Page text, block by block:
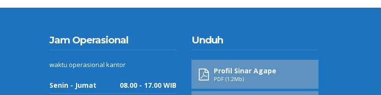
Jam Operasional
waktu operasional kantor
Senin - Jumat 08.00 - 17.00 WIB
Unduh
Profil Sinar Agape
PDF (1.2Mb)